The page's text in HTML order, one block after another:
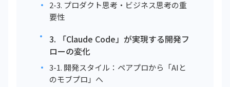
2-3. プロダクト思考・ビジネス思考の重
要性
3. 「Claude Code」が実現する開発フ
ローの変化
3-1. 開発スタイル：ペアプロから「AIと
のモブプロ」へ